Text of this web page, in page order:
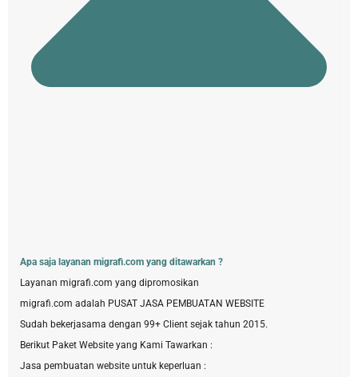
Apa saja layanan migrafi.com yang ditawarkan ?
Layanan migrafi.com yang dipromosikan
migrafi.com adalah PUSAT JASA PEMBUATAN WEBSITE
Sudah bekerjasama dengan 99+ Client sejak tahun 2015.
Berikut Paket Website yang Kami Tawarkan :
Jasa pembuatan website untuk keperluan :